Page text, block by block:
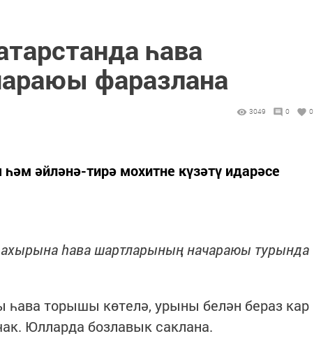
һава
фаразлана
3049 0 0
әйләнә-тирә мохитне күзәтү идарәсе
ахырына һава шартларының начараюы турында
һава торышы көтелә, урыны белән бераз кар
Юлларда бозлавык саклана.